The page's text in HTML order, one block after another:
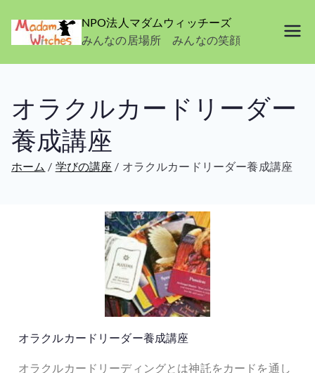
NPO法人マダムウィッチーズ
みんなの居場所 みんなの笑顔
オラクルカードリーダー
養成講座
ホーム 学びの講座 オラクルカードリーダー養成講座
オラクルカードリーダー養成講座
オラクルカードリーディングとは神託をカードを通し